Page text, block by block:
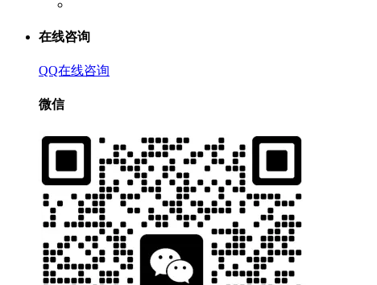
在线咨询
QQ在线咨询
微信